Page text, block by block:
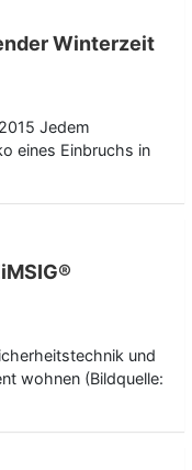
Winterzeit
Jedem
eines Einbruchs in
und
wohnen (Bildquelle: